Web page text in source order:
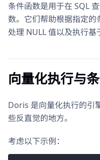
条件函数是用于在 SQL
数。它们帮助根据指定的
处理 NULL 值以及执行基
向量化执行与
Doris 是向量化执行的引
些反直觉的地方。
考虑以下示例：